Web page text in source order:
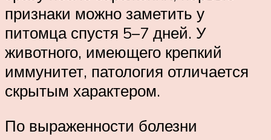
признаки можно заметить у
питомца спустя 5–7 дней. У
животного, имеющего крепкий
иммунитет, патология отличается
скрытым характером.
По выраженности болезни